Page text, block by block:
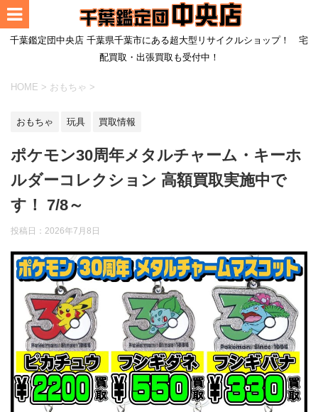
千葉鑑定団中央店 千葉県千葉市にある超大型リサイクルショップ！ 宅
配買取・出張買取も受付中！
HOME > おもちゃ >
おもちゃ 玩具 買取情報
ポケモン30周年メタルチャーム・キーホ
ルダーコレクション 高額買取実施中で
す！ 7/8～
投稿日： 2026年7月8日